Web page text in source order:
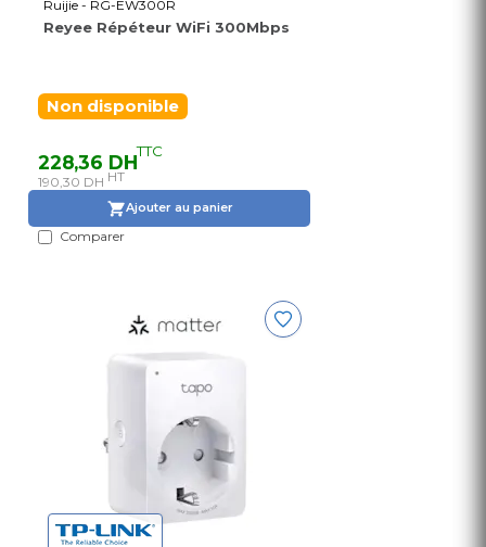
Ruijie - RG-EW300R
Reyee Répéteur WiFi 300Mbps
Non disponible
228,36 DHTTC
190,30 DH HT
Ajouter au panier
Comparer